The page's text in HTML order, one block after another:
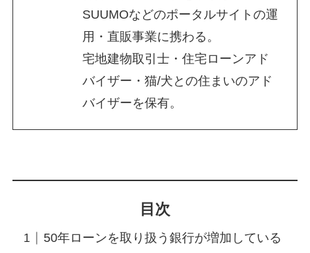
SUUMOなどのポータルサイトの運
用・直販事業に携わる。
宅地建物取引士・住宅ローンアド
バイザー・猫/犬との住まいのアド
バイザーを保有。
目次
50年ローンを取り扱う銀行が増加している